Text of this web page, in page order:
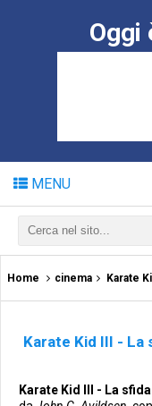
Oggi
MENU
Home cinema Karate
Karate Kid III - La
Karate Kid III - La